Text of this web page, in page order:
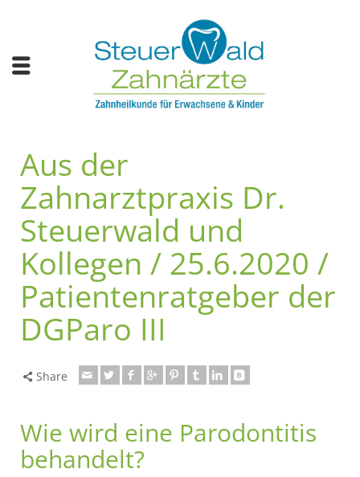
Aus der
Zahnarztpraxis Dr.
Steuerwald und
Kollegen / 25.6.2020 /
Patientenratgeber der
DGParo III
Share
Wie wird eine Parodontitis
behandelt?